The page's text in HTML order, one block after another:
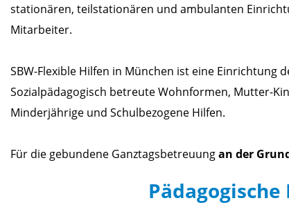
stationären, teilstationären und ambulanten
Mitarbeiter.
SBW-Flexible Hilfen in München ist eine Einrichtung
Sozialpädagogisch betreute Wohnformen, Mutter-
Minderjährige und Schulbezogene Hilfen.
Für die gebundene Ganztagsbetreuungan der